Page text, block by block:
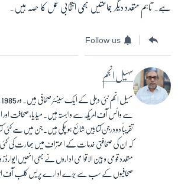
ہے۔ تاہم متعدد دیگر جماعتیں بھی انتخابی عمل کا حصہ ہیں۔
Follow us
سہیل انجم
سے وائس آف امریکہ سے وابستہ ہیں۔ میڈیا، صحافت
تقریباً دو درجن کتابیں شائع ہو چکی ہیں۔ جن میں سے کئی
کہ ان کی صحافتی خدمات کے اعتراف میں بھارت کی کئی
متعدد قومی و بین الاقوامی اداروں نے بھی انھیں
صحافیوں کے سب سے بڑے ادارے پریس کلب آف